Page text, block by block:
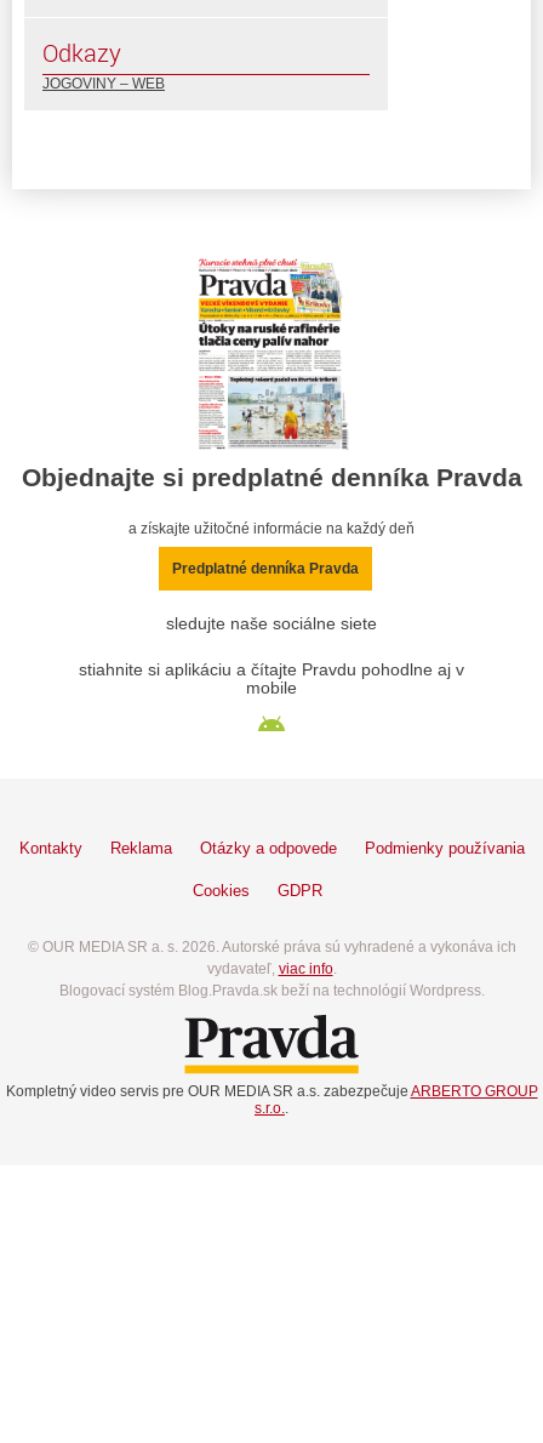
Odkazy
JOGOVINY – WEB
Objednajte si predplatné denníka Pravda
a získajte užitočné informácie na každý deň
Predplatné denníka Pravda
sledujte naše sociálne siete
stiahnite si aplikáciu a čítajte Pravdu pohodlne aj v
mobile
Kontakty Reklama Otázky a odpovede Podmienky používania
Cookies GDPR
© OUR MEDIA SR a. s. 2026. Autorské práva sú vyhradené a vykonáva ich
vydavateľ, viac info.
Blogovací systém Blog.Pravda.sk beží na technológií Wordpress.
Kompletný video servis pre OUR MEDIA SR a.s. zabezpečuje ARBERTO GROUP
s.r.o..